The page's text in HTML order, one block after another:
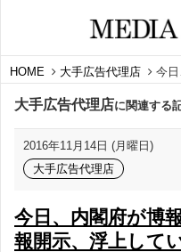
HOME 大手広告代理店 今
大手広告代理店に関連する
2016年11月14日 (月曜日)
大手広告代理店
今日、内閣府が博
報開示、浮上して